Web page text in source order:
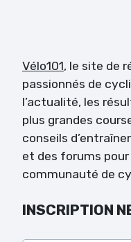
Vélo101, le site de
passionnés de
l’actualité, les
plus grandes
conseils
et des forums
communauté de
INSCRIPTION